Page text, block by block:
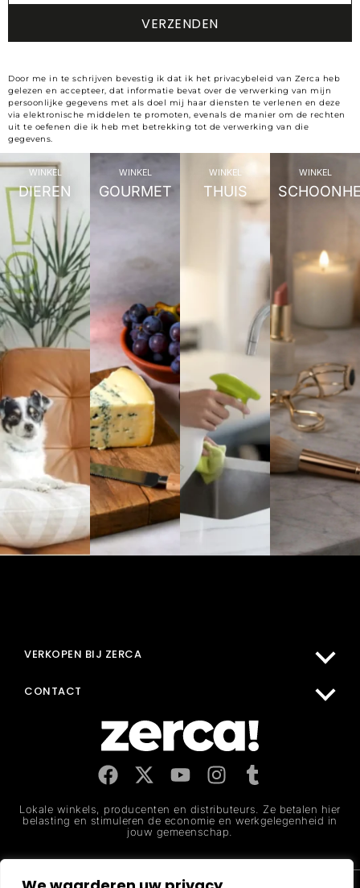
Door me in te schrijven bevestig ik dat ik het privacybeleid van Zerca heb
gelezen en accepteer, dat informatie bevat over de verwerking van mijn
persoonlijke gegevens met als doel mij haar diensten te verlenen en deze
via elektronische middelen te promoten, evenals de manier om de rechten
uit te oefenen die ik heb met betrekking tot de verwerking van die
gegevens.
WINKEL
DIEREN
WINKEL
GOURMET
WINKEL
THUIS
WINKEL
Lokale winkels, producenten en distributeurs. Ze betalen hier
belasting en stimuleren de economie en werkgelegenheid in
jouw gemeenschap.
VERKOPEN BIJ ZERCA
CONTACT